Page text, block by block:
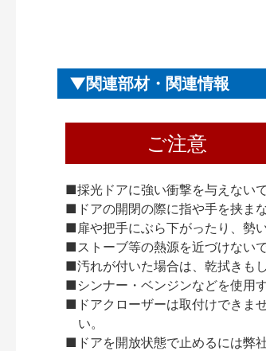
関連部材・関連情報
ご注意
■採光ドアに強い衝撃を与えない
■ドアの開閉の際に指や手を挟ま
■扉や把手にぶら下がったり、勢
■ストーブ等の熱源を近づけない
■汚れが付いた場合は、乾拭きも
■シンナー・ベンジンなどを使用
■ドアクローザーは取付けできま
い。
■ドアを開放状態で止めるには弊